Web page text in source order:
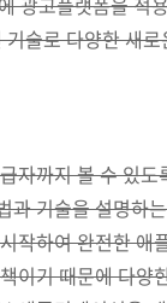
술로 다양한 새
자까지 볼 수 있도
과 기술을 설명하
작하여 완전한 애
이기 때문에 다양